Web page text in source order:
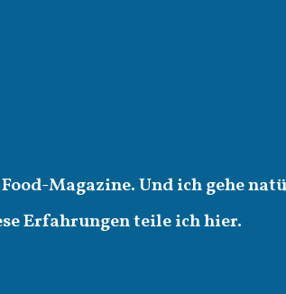
Magazine. Und ich gehe
Erfahrungen teile ich hier.